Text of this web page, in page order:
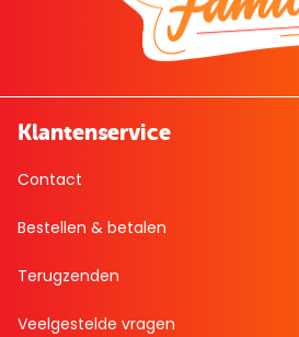
Klantenservice
Contact
Bestellen & betalen
Terugzenden
Veelgestelde vragen